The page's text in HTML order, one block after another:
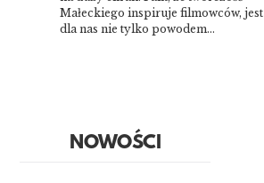
Małeckiego inspiruje filmowców, jest
dla nas nie tylko powodem…
NOWOŚCI